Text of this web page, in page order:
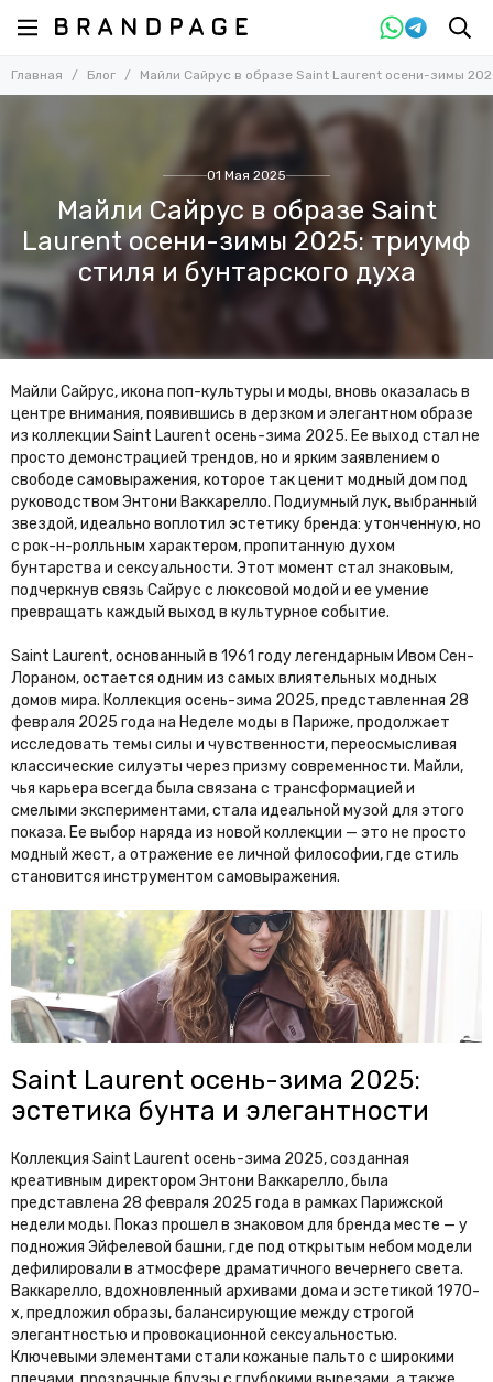
Главная Блог Майли Сайрус в образе Saint Laurent осени-зимы
01 Мая 2025
Майли Сайрус в образе Saint
Laurent осени-зимы 2025: триумф
стиля и бунтарского духа
Майли Сайрус, икона поп-культуры и моды, вновь оказалась в
центре внимания, появившись в дерзком и элегантном образе
из коллекции Saint Laurent осень-зима 2025. Ее выход стал не
просто демонстрацией трендов, но и ярким заявлением о
свободе самовыражения, которое так ценит модный дом под
руководством Энтони Ваккарелло. Подиумный лук, выбранный
звездой, идеально воплотил эстетику бренда: утонченную, но
с рок-н-ролльным характером, пропитанную духом
бунтарства и сексуальности. Этот момент стал знаковым,
подчеркнув связь Сайрус с люксовой модой и ее умение
превращать каждый выход в культурное событие.
Saint Laurent, основанный в 1961 году легендарным Ивом Сен-
Лораном, остается одним из самых влиятельных модных
домов мира. Коллекция осень-зима 2025, представленная 28
февраля 2025 года на Неделе моды в Париже, продолжает
исследовать темы силы и чувственности, переосмысливая
классические силуэты через призму современности. Майли,
чья карьера всегда была связана с трансформацией и
смелыми экспериментами, стала идеальной музой для этого
показа. Ее выбор наряда из новой коллекции — это не просто
модный жест, а отражение ее личной философии, где стиль
становится инструментом самовыражения.
Saint Laurent осень-зима 2025:
эстетика бунта и элегантности
Коллекция Saint Laurent осень-зима 2025, созданная
креативным директором Энтони Ваккарелло, была
представлена 28 февраля 2025 года в рамках Парижской
недели моды. Показ прошел в знаковом для бренда месте — у
подножия Эйфелевой башни, где под открытым небом модели
дефилировали в атмосфере драматичного вечернего света.
Ваккарелло, вдохновленный архивами дома и эстетикой 1970-
х, предложил образы, балансирующие между строгой
элегантностью и провокационной сексуальностью.
Ключевыми элементами стали кожаные пальто с широкими